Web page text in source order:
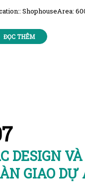
ShophouseArea:
ĐỌC THÊM
DESIGN
GIAO DỰ